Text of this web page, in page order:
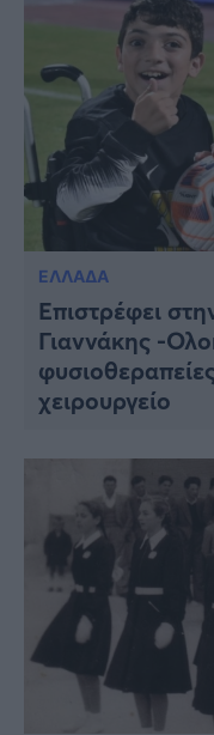
ΕΛΛΑΔΑ
Επιστρέφει
Γιαννάκης -
χειρουργείο